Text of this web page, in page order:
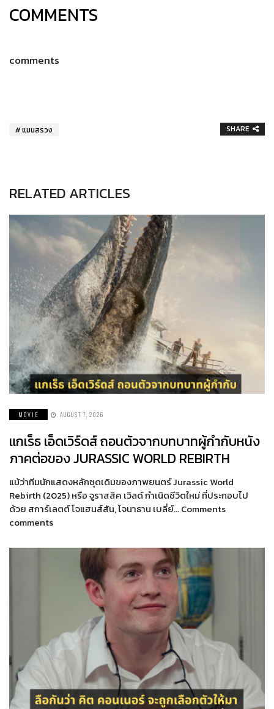
COMMENTS
comments
แมนสรวง SHARE
RELATED ARTICLES
MOVIE AUGUST 7, 2026
แกเร็ธ เอ็ดเวิร์ดส์ ถอนตัวจากบทบาทผู้กำกับหนัง
ภาคต่อของ JURASSIC WORLD REBIRTH
แม้ว่าทีมนักแสดงหลักชุดเดิมของภาพยนตร์ Jurassic World
Rebirth (2025) หรือ จูราสสิค เวิลด์ กำเนิดชีวิตใหม่ ที่ประกอบไป
ด้วย สการ์เลตต์ โจแฮนส์สัน, โจนาธาน เบลี่ย์… Comments
comments